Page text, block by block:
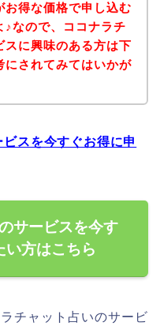
お得な価格で申し込む
♪なので、ココナラチ
スに興味のある方は下
にされてみてはいかが
スを今すぐお得に申
サービスを今す
い方はこちら
チャット占いのサービ